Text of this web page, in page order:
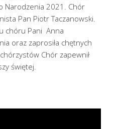
Narodzenia 2021. Chór
Pan Piotr Taczanowski.
chóru Pani Anna
oraz zaprosiła chętnych
Chór zapewnił
świętej.